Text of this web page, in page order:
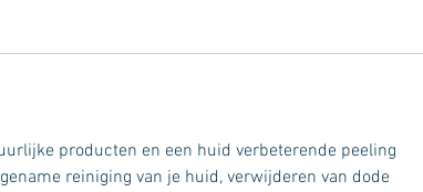
producten en een huid verbeterende peeling
reiniging van je huid, verwijderen van dode